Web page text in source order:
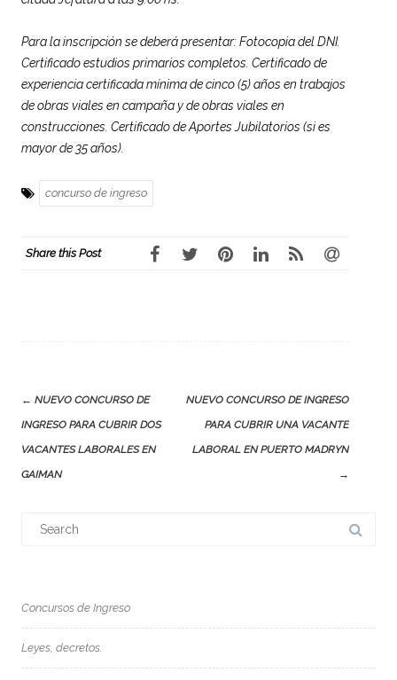
Para la inscripción se deberá presentar: Fotocopia del DNI.
Certificado estudios primarios completos. Certificado de
experiencia certificada mínima de cinco (5) años en trabajos
de obras viales en campaña y de obras viales en
construcciones. Certificado de Aportes Jubilatorios (si es
mayor de 35 años).
concurso de ingreso
Share this Post
Post
navigation
← NUEVO CONCURSO DE
INGRESO PARA CUBRIR DOS
VACANTES LABORALES EN
GAIMAN
NUEVO CONCURSO DE INGRESO
PARA CUBRIR UNA VACANTE
LABORAL EN PUERTO MADRYN
→
Concursos de Ingreso
Leyes, decretos.